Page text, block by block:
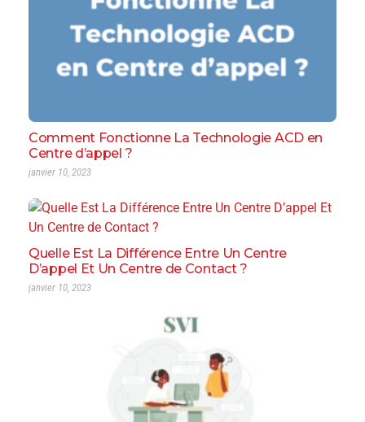
Comment Fonctionne La Technologie ACD en
Centre d’appel ?
janvier 10, 2023
Quelle Est La Différence Entre Un Centre
D’appel Et Un Centre de Contact ?
janvier 10, 2023